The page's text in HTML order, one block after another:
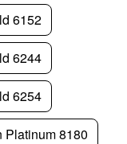
6152
6244
6254
Platinum 8180